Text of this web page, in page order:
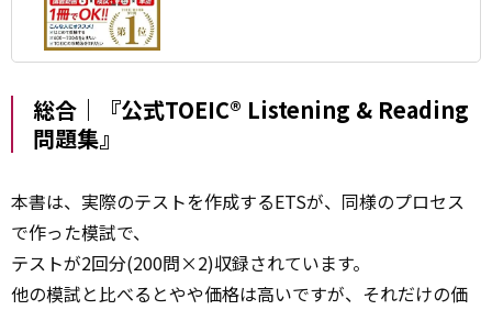
総合｜『公式TOEIC® Listening & Reading
問題集』
本書は、実際のテストを作成するETSが、同様のプロセス
で作った模試で、
テストが2回分(200問×2)収録されています。
他の模試と比べるとやや価格は高いですが、それだけの価